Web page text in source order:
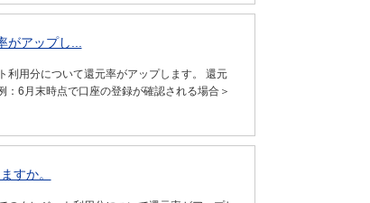
アップし...
利用分について還元率がアップします。 還元
6月末時点で口座の登録が確認される場合＞
すか。